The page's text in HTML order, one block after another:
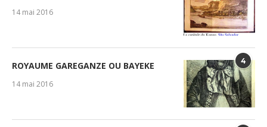
14 mai 2016
4
ROYAUME GAREGANZE OU BAYEKE
14 mai 2016